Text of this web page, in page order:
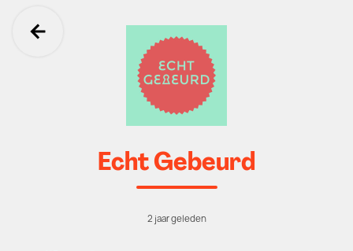
Ga terug
Echt Gebeurd
2 jaar geleden